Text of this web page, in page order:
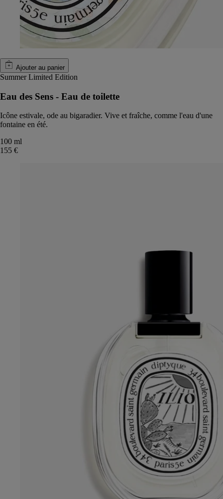
Ajouter au panier
Summer Limited Edition
Eau des Sens - Eau de toilette
Icône estivale, ode au bigaradier. Vive et fraîche, comme l'eau d'une
fontaine en été.
100 ml
155 €